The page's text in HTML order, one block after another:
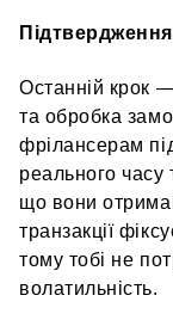
Останній крок
та обробка
фрілансерам
реального часу
що вони
транзакції
тому тобі не
волатильність.